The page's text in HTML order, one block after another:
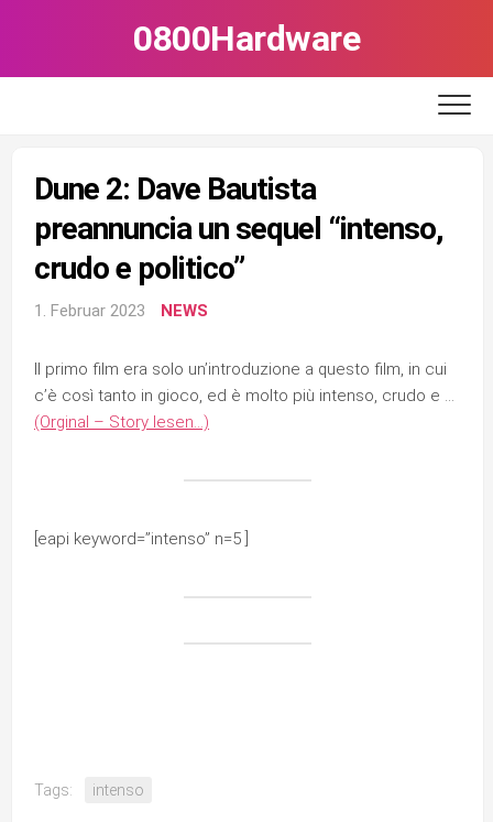
0800Hardware
Dune 2: Dave Bautista
preannuncia un sequel “intenso,
crudo e politico”
1. Februar 2023 NEWS
Il primo film era solo un’introduzione a questo film, in cui
c’è così tanto in gioco, ed è molto più intenso, crudo e …
(Orginal – Story lesen…)
[eapi keyword=”intenso” n=5 ]
Tags: intenso